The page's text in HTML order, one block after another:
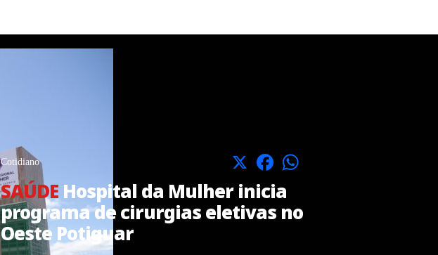
Cotidiano X Facebook
SAÚDE Hospital da Mulher inicia
programa de cirurgias eletivas no
Oeste Potiguar